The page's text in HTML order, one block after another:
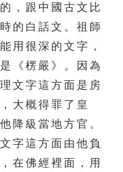
，跟中國古文比
的白話文。祖師
用很深的文字，
《楞嚴》。因為
文字這方面是房
大概得罪了皇
降級當地方官。
字這方面由他負
在佛經裡面，用